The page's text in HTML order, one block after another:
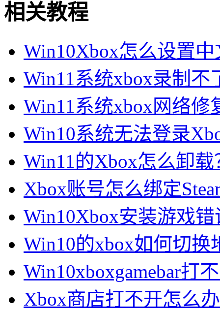
相关教程
Win10Xbox怎么设置
Win11系统xbox录制不
Win11系统xbox网络修
Win10系统无法登录
Win11的Xbox怎么卸
Xbox账号怎么绑定
Win10Xbox安装游戏
Win10的xbox如何切换
Win10xboxgamebar打
Xbox商店打不开怎么